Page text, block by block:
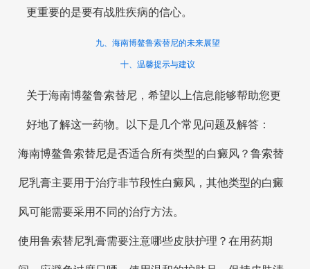
更重要的是要有战胜疾病的信心。
九、海南博鳌鲁索替尼的未来展望
十、温馨提示与建议
关于海南博鳌鲁索替尼，希望以上信息能够帮助您更
好地了解这一药物。以下是几个常见问题及解答：
海南博鳌鲁索替尼是否适合所有类型的白癜风？鲁索替
尼乳膏主要用于治疗非节段性白癜风，其他类型的白癜
风可能需要采用不同的治疗方法。
使用鲁索替尼乳膏需要注意哪些皮肤护理？在用药期